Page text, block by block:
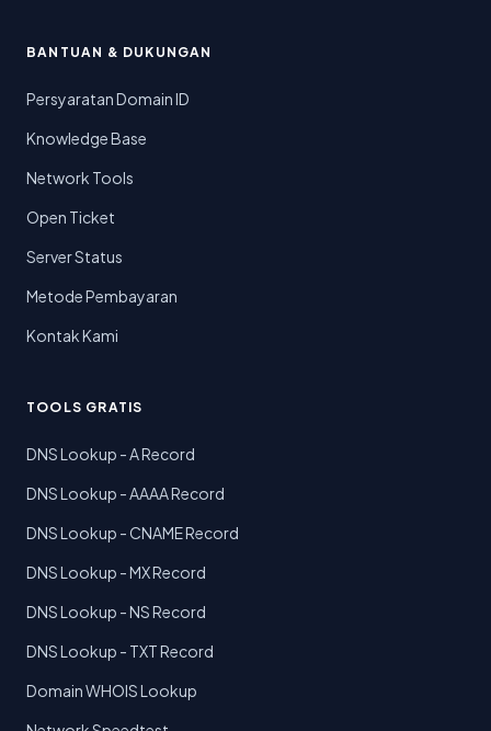
BANTUAN & DUKUNGAN
Persyaratan Domain ID
Knowledge Base
Network Tools
Open Ticket
Server Status
Metode Pembayaran
Kontak Kami
TOOLS GRATIS
DNS Lookup - A Record
DNS Lookup - AAAA Record
DNS Lookup - CNAME Record
DNS Lookup - MX Record
DNS Lookup - NS Record
DNS Lookup - TXT Record
Domain WHOIS Lookup